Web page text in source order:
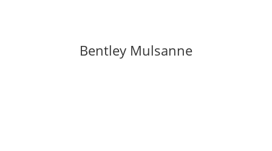
Bentley Mulsanne